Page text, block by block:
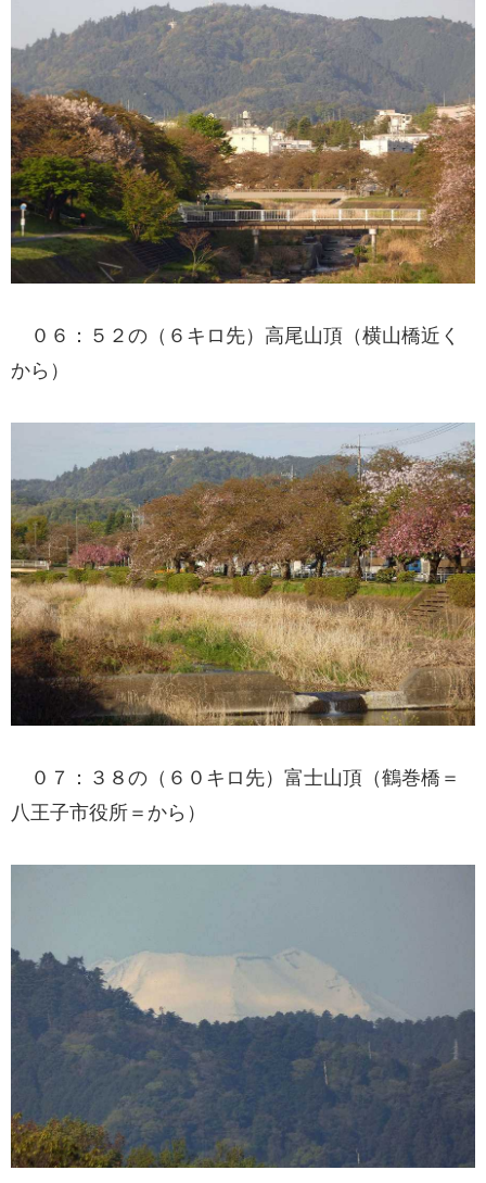
０６：５２の（６キロ先）高尾山頂（横山橋近く
から）
０７：３８の（６０キロ先）富士山頂（鶴巻橋＝
八王子市役所＝から）